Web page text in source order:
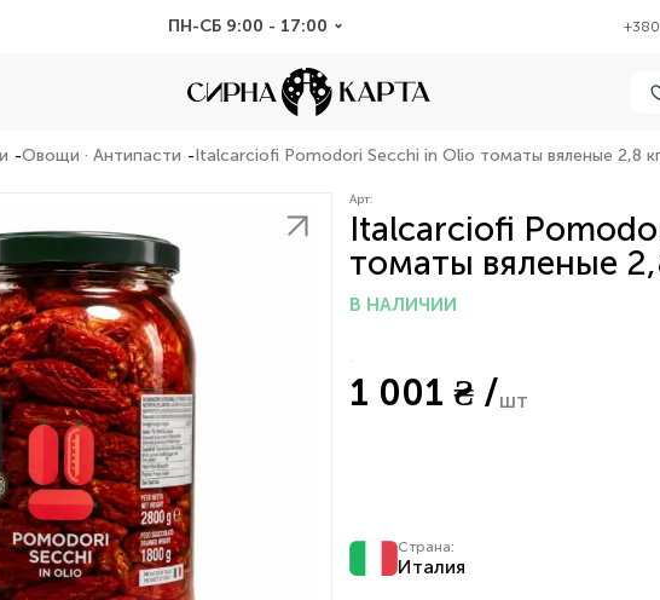
ПН-СБ 9:00 - 17:00
Овощи · Антипасти Italcarciofi Pomodori Secchi in Olio томаты вяленые 2,8
Арт:
Italcarciofi
томаты вяленые
В НАЛИЧИИ
1 001 ₴ /шт
Страна:
Италия